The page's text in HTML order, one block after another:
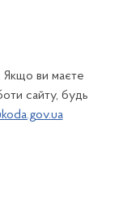
Якщо ви маєте
сайту, будь